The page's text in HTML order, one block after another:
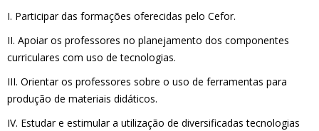
I. Participar das formações oferecidas pelo Cefor.
II. Apoiar os professores no planejamento dos componentes
curriculares com uso de tecnologias.
III. Orientar os professores sobre o uso de ferramentas para
produção de materiais didáticos.
IV. Estudar e estimular a utilização de diversificadas tecnologias